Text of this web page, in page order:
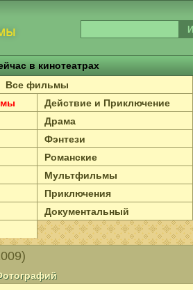
в кинотеатрах
Все фильмы
Действие и Приключение
Драма
Фэнтези
Романские
Мультфильмы
Приключения
Документальный